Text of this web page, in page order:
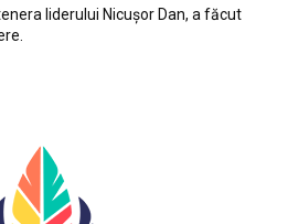
liderului Nicușor Dan, a făcut